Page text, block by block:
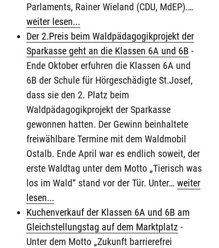
Parlaments, Rainer Wieland (CDU, MdEP).…
weiter lesen...
Der 2.Preis beim Waldpädagogikprojekt der
Sparkasse geht an die Klassen 6A und 6B -
Ende Oktober erfuhren die Klassen 6A und
6B der Schule für Hörgeschädigte St.Josef,
dass sie den 2. Platz beim
Waldpädagogikprojekt der Sparkasse
gewonnen hatten. Der Gewinn beinhaltete
freiwählbare Termine mit dem Waldmobil
Ostalb. Ende April war es endlich soweit, der
erste Waldtag unter dem Motto „Tierisch was
los im Wald“ stand vor der Tür. Unter…weiter
lesen...
Kuchenverkauf der Klassen 6A und 6B am
Gleichstellungstag auf dem Marktplatz -
Unter dem Motto „Zukunft barrierefrei